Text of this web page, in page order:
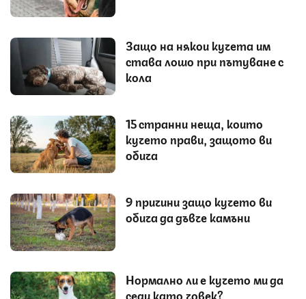
Защо на някои кучета им
става лошо при пътуване с
кола
15 странни неща, които
кучето прави, защото ви
обича
9 причини защо кучето ви
обича да дъвче камъни
Нормално ли е кучето ми да
седи като човек?